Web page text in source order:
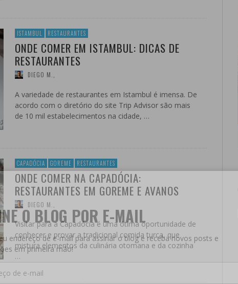
ISTAMBUL RESTAURANTES
ONDE COMER EM ISTAMBUL: DICAS DE
RESTAURANTES
DIEGO M.
A variedade de restaurantes em Istambul é imensa. De
acordo com o diretório do site Trip Advisor são mais
de 10 mil estabelecimentos na cidade, …
CAPADÓCIA GOREME RESTAURANTES
ONDE COMER NA CAPADÓCIA:
RESTAURANTES EM GOREME E AVANOS
DIEGO M.
Visitar para a Capadócia é uma ótima oportunidade de
conhecer e provar a tradicional comida turca, que
mistura elementos da culinária otomana e da cozinha
…
O BLOG POR E-MAIL
endereço de e-mail para assinar o blog e receba novos posts e
em primeira mão!